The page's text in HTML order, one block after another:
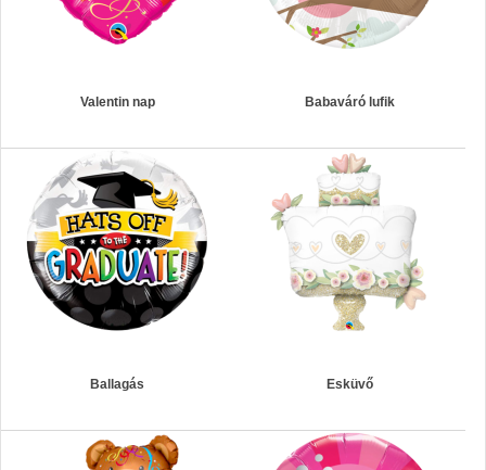
Valentin nap Babaváró lufik
Ballagás Esküvő